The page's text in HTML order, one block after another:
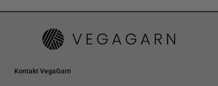
Kontakt VegaGarn